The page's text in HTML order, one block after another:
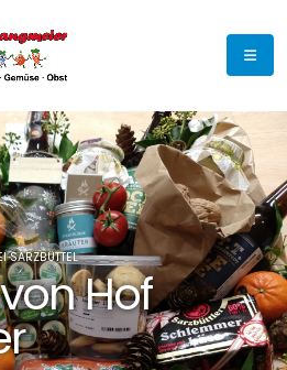
SARZBÜTTEL
Hof